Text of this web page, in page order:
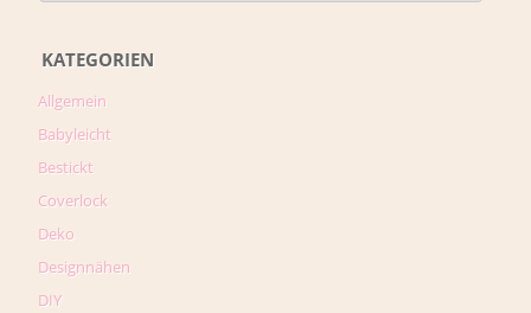
KATEGORIEN
Allgemein
Babyleicht
Bestickt
Coverlock
Deko
Designnähen
DIY